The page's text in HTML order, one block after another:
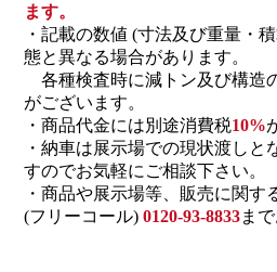
ます。
・記載の数値 (寸法及び重量・
態と異なる場合があります。
各種検査時に減トン及び構造
がございます。
・商品代金には別途消費税10%
・納車は展示場での現状渡しと
すのでお気軽にご相談下さい。
・商品や展示場等、販売に関す
(フリーコール) 0120-93-8833まで